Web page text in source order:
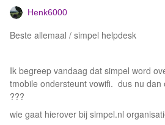
Henk6000
Beste allemaal / simpel helpdesk
Ik begreep vandaag dat simpel word
tmobile ondersteunt vowifi. dus nu dan
???
wie gaat hierover bij simpel.nl